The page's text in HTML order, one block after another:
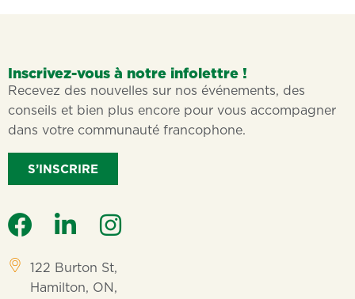
Inscrivez-vous à notre infolettre !
Recevez des nouvelles sur nos événements, des
conseils et bien plus encore pour vous accompagner
dans votre communauté francophone.
S’INSCRIRE
122 Burton St,
Hamilton, ON,